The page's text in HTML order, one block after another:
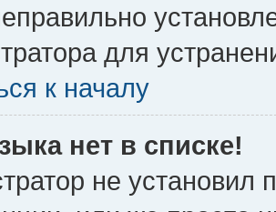
для
к началу
нет в списке!
не установил